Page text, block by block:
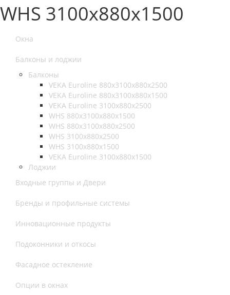
WHS 3100x880x1500
Окна
Балконы и лоджии
Балконы
VEKA Euroline 880x3100x880x2500
VEKA Euroline 880x3100x880x1500
VEKA Euroline 3100x880x2500
WHS 880x3100x880x1500
WHS 880x3100x880x2500
WHS 3100x880x2500
WHS 3100x880x1500
VEKA Euroline 3100x880x1500
Лоджии
Входные группы и Двери
Бренды и профильные системы
Инновационные продукты
Подоконники и откосы
Фасадное остекление
Опции в окнах